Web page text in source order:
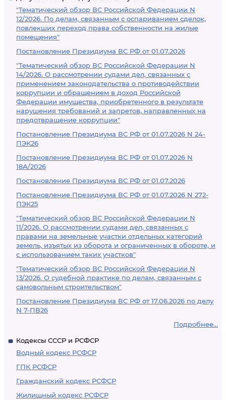
"Тематический обзор ВС Российской Федерации N
12/2026. По делам, связанным с оспариванием сделок,
повлекших переход права собственности на жилые
помещения"
Постановление Президиума ВС РФ от 01.07.2026
"Тематический обзор ВС Российской Федерации N
14/2026. О рассмотрении судами дел, связанных с
применением законодательства о противодействии
коррупции и обращением в доход Российской
Федерации имущества, приобретенного в результате
нарушения требований и запретов, направленных на
предотвращение коррупции"
Постановление Президиума ВС РФ от 01.07.2026 N 24-
ПЭК26
Постановление Президиума ВС РФ от 01.07.2026 N
18А/2026
Постановление Президиума ВС РФ от 01.07.2026
Постановление Президиума ВС РФ от 01.07.2026 N 272-
ПЭК25
"Тематический обзор ВС Российской Федерации N
11/2026. О рассмотрении судами дел, связанных с
правами на земельные участки отдельных категорий
земель, изъятых из оборота и ограниченных в обороте, и
с использованием таких участков"
"Тематический обзор ВС Российской Федерации N
13/2026. О судебной практике по делам, связанным с
самовольным строительством"
Постановление Президиума ВС РФ от 17.06.2026 по делу
N 7-ПВ26
Подробнее...
Кодексы СССР и РСФСР
Водный кодекс РСФСР
ГПК РСФСР
Гражданский кодекс РСФСР
Жилищный кодекс РСФСР